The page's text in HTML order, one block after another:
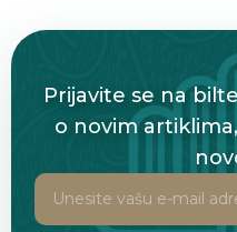
Prijavite se na
o novim